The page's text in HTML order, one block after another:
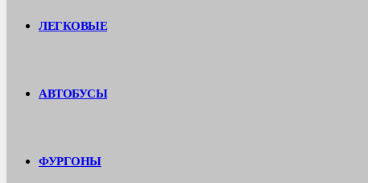
ЛЕГКОВЫЕ
АВТОБУСЫ
ФУРГОНЫ